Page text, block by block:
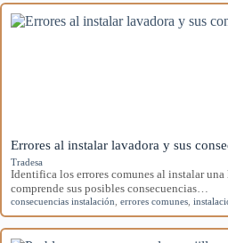
Errores al instalar lavadora y sus
Tradesa
Identifica los errores comunes al instalar una
comprende sus posibles consecuencias…
consecuencias instalación errores comunes